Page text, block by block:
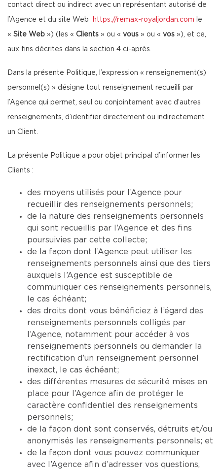
contact direct ou indirect avec un représentant autorisé de
l’Agence et du site Web https://remax-royaljordan.com le
« Site Web ») (les « Clients » ou « vous » ou « vos »), et ce,
aux fins décrites dans la section 4 ci-après.
Dans la présente Politique, l’expression « renseignement(s)
personnel(s) » désigne tout renseignement recueilli par
l’Agence qui permet, seul ou conjointement avec d’autres
renseignements, d’identifier directement ou indirectement
un Client.
La présente Politique a pour objet principal d’informer les
Clients :
des moyens utilisés pour l’Agence pour
recueillir des renseignements personnels;
de la nature des renseignements personnels
qui sont recueillis par l’Agence et des fins
poursuivies par cette collecte;
de la façon dont l’Agence peut utiliser les
renseignements personnels ainsi que des tiers
auxquels l’Agence est susceptible de
communiquer ces renseignements personnels,
le cas échéant;
des droits dont vous bénéficiez à l’égard des
renseignements personnels colligés par
l’Agence, notamment pour accéder à vos
renseignements personnels ou demander la
rectification d’un renseignement personnel
inexact, le cas échéant;
des différentes mesures de sécurité mises en
place pour l’Agence afin de protéger le
caractère confidentiel des renseignements
personnels;
de la façon dont sont conservés, détruits et/ou
anonymisés les renseignements personnels; et
de la façon dont vous pouvez communiquer
avec l’Agence afin d’adresser vos questions,